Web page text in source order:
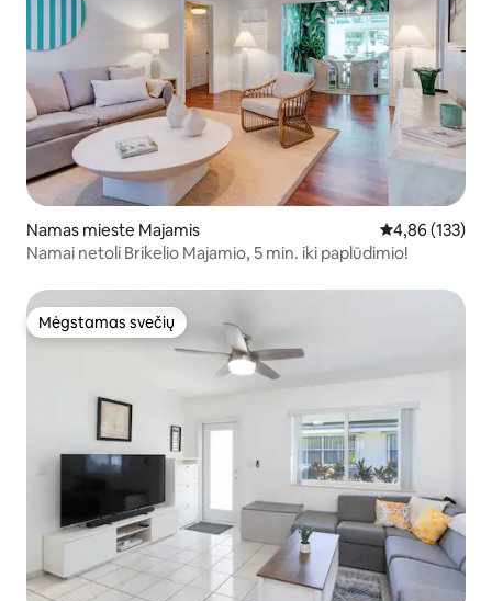
Namas mieste Majamis Vidutinis
4,86 (133)
Namai netoli Brikelio Majamio, 5 min. iki paplūdimio!
Mėgstamas svečių
Mėgstamas svečių